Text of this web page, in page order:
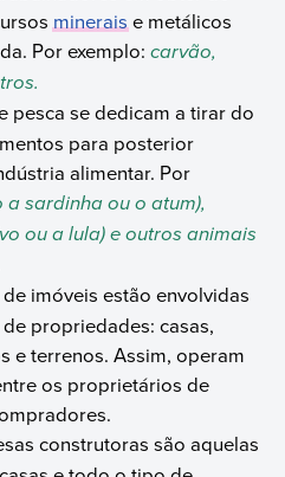
mineraise metálicos
Por exemplo:carvão,
pesca se dedicam a tirar do
para posterior
alimentar. Por
a sardinha ou o atum),
ou a lula) e outros animais
imóveis estão envolvidas
propriedades: casas,
e terrenos. Assim, operam
os proprietários de
construtoras são aquelas